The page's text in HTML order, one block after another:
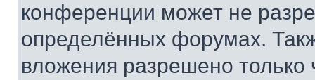
конференции может не
определённых форумах.
вложения разрешено